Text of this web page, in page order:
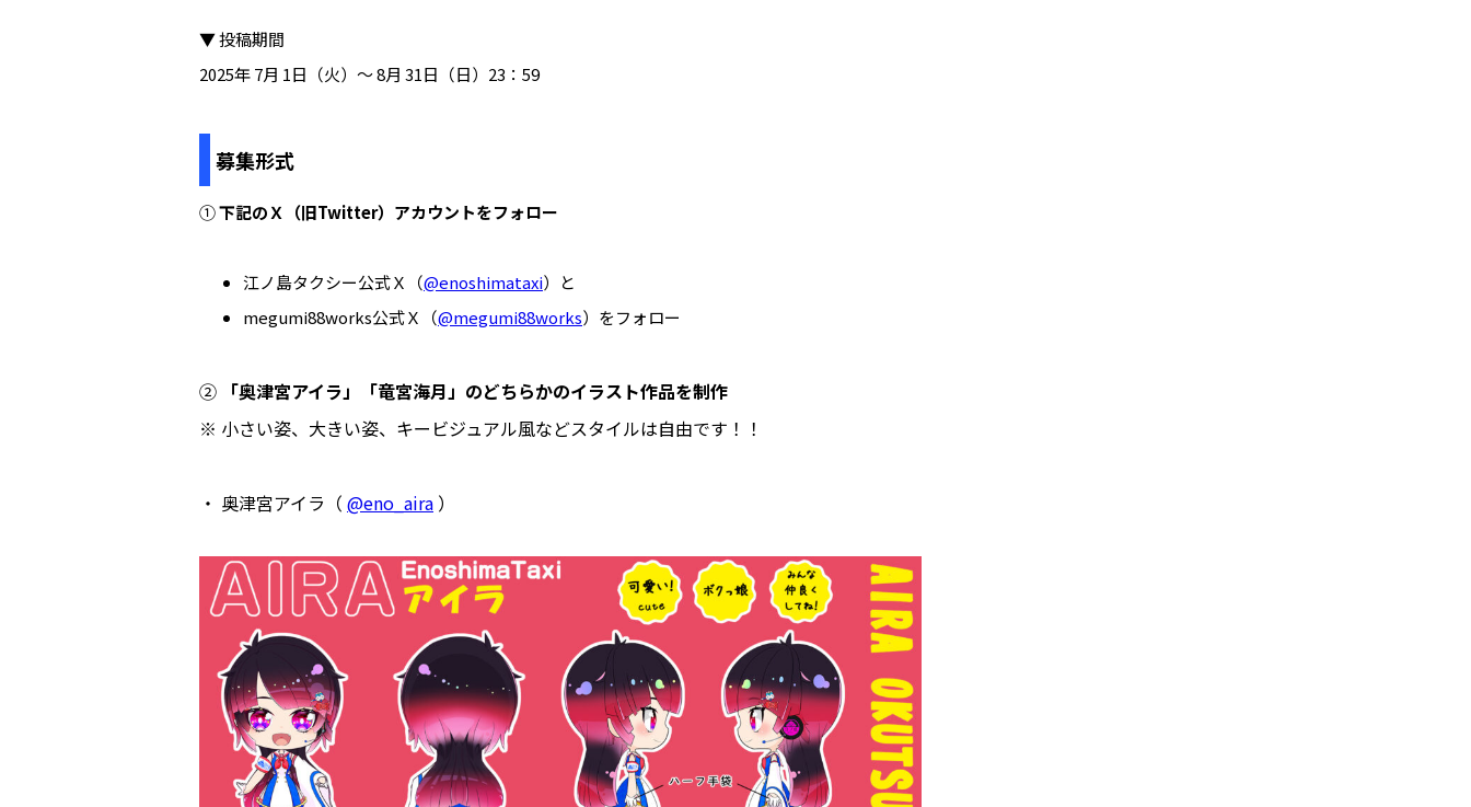
▼ 投稿期間
2025年 7月 1日（火）～ 8月 31日（日）23：59
募集形式
①下記のＸ（旧Twitter）アカウントをフォロー
江ノ島タクシー公式Ｘ（@enoshimataxi）と
megumi88works公式Ｘ（@megumi88works）をフォロー
② 「奥津宮アイラ」「竜宮海月」のどちらかのイラスト作品を制作
※ 小さい姿、大きい姿、キービジュアル風などスタイルは自由です！！
・ 奥津宮アイラ（ @eno_aira ）